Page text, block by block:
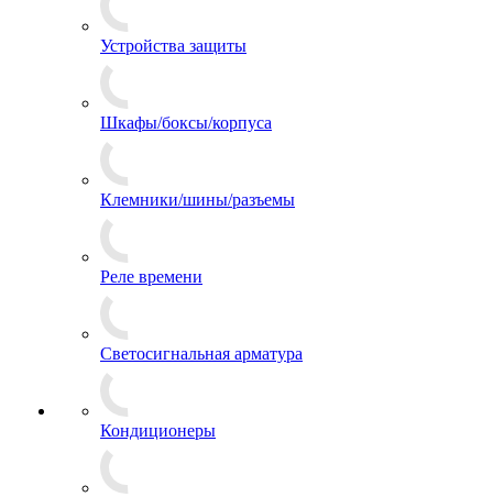
Устройства защиты
Шкафы/боксы/корпуса
Клемники/шины/разъемы
Реле времени
Светосигнальная арматура
Кондиционеры